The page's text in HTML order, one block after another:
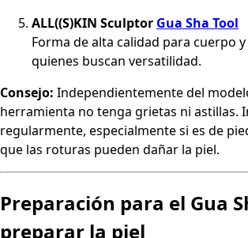
ALL((S)KIN Sculptor Gua Sha Tool
Forma de alta calidad para cuerpo
quienes buscan versatilidad.
Consejo: Independientemente del
herramienta no tenga grietas ni astillas.
regularmente, especialmente si es de
que las roturas pueden dañar la piel.
Preparación para el Gua
preparar la piel